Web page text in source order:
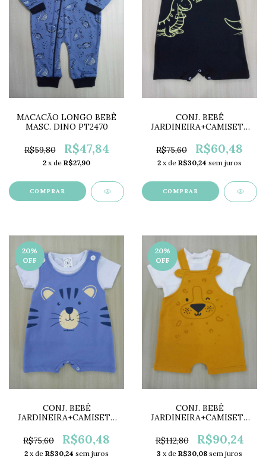
MACACÃO LONGO BEBÊ
MASC. DINO PT2470
R$59,80 R$47,84
2 x de R$27,90
COMPRAR
CONJ. BEBÊ
JARDINEIRA+CAMISETA
R$75,60
R$60,48
2 x de R$30,24 sem juros
COMPRAR
20%
OFF
CONJ. BEBÊ
JARDINEIRA+CAMISETA
R$75,60
R$60,48
2 x de R$30,24 sem juros
20%
OFF
CONJ. BEBÊ
JARDINEIRA+CAMISETA
R$112,80
R$90,24
3 x de R$30,08 sem juros